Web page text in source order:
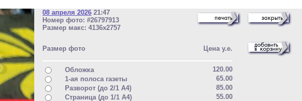
08 апреля 2026 21:47
Номер фото: #26797913
Размер макс: 4136x2757
Размер фото Цена у.е.
Обложка
120.00
1-ая полоса газеты
65.00
Разворот (до 2/1 A4)
85.00
Страница (до 1/1 A4)
55.00